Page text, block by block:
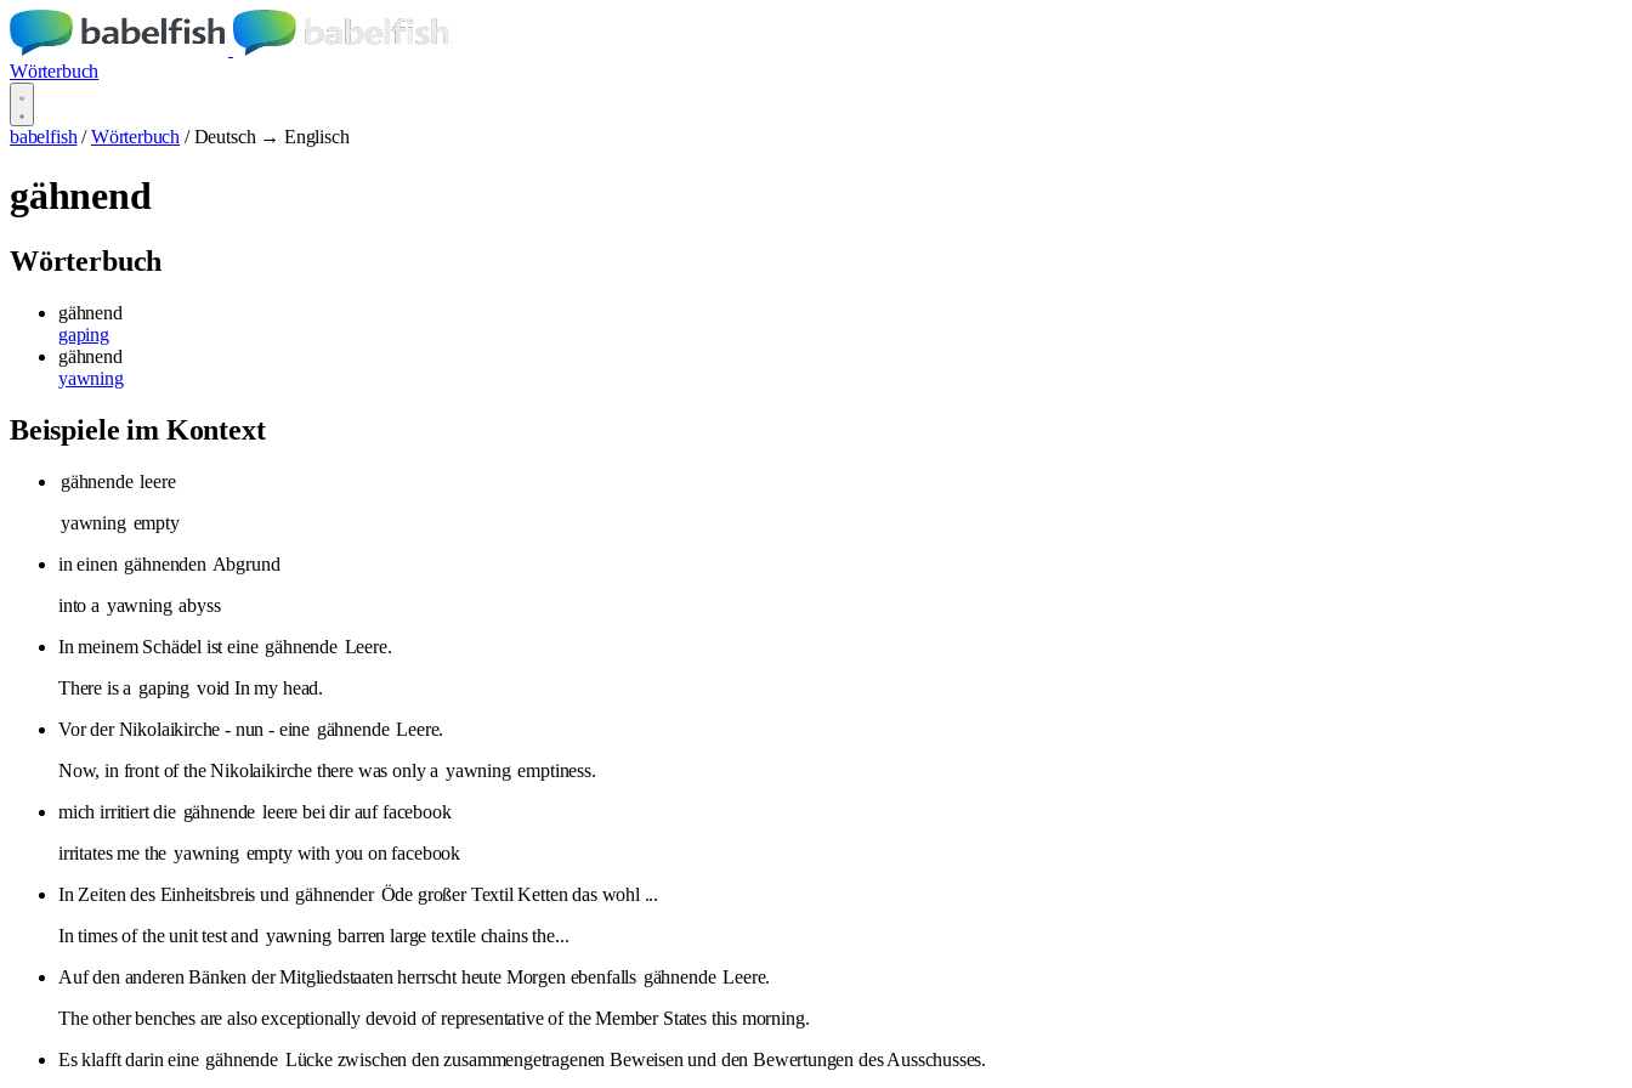
Wörterbuch
babelfish / Wörterbuch / Deutsch → Englisch
gähnend
Wörterbuch
gähnend
gaping
gähnend
yawning
Beispiele im Kontext
gähnende leere
yawning empty
in einen gähnenden Abgrund
into a yawning abyss
In meinem Schädel ist eine gähnende Leere.
There is a gaping void In my head.
Vor der Nikolaikirche - nun - eine gähnende Leere.
Now, in front of the Nikolaikirche there was only a yawning emptiness.
mich irritiert die gähnende leere bei dir auf facebook
irritates me the yawning empty with you on facebook
In Zeiten des Einheitsbreis und gähnender Öde großer Textil Ketten das wohl ...
In times of the unit test and yawning barren large textile chains the...
Auf den anderen Bänken der Mitgliedstaaten herrscht heute Morgen ebenfalls gähnende Leere.
The other benches are also exceptionally devoid of representative of the Member States this morning.
Es klafft darin eine gähnende Lücke zwischen den zusammengetragenen Beweisen und den Bewertungen des Ausschusses.